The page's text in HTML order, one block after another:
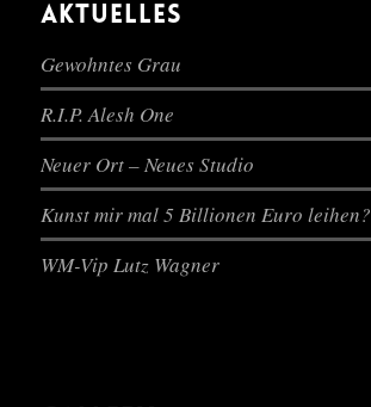
AKTUELLES
Gewohntes Grau
R.I.P. Alesh One
Neuer Ort – Neues Studio
Kunst mir mal 5 Billionen Euro leihen?
WM-Vip Lutz Wagner